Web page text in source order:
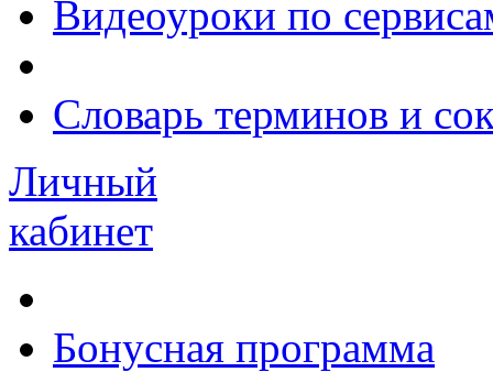
Видеоуроки по
Словарь терминов и
Личный
кабинет
Бонусная программа